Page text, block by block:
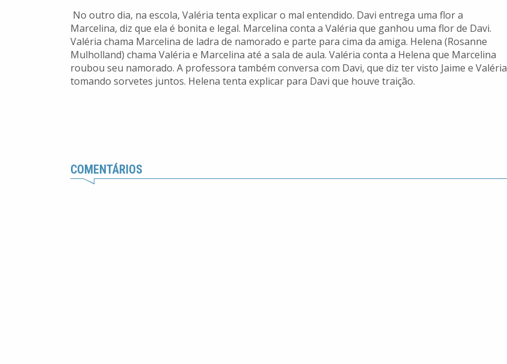
No outro dia, na escola, Valéria tenta explicar o mal entendido. Davi entrega uma flor a
Marcelina, diz que ela é bonita e legal. Marcelina conta a Valéria que ganhou uma flor de Davi.
Valéria chama Marcelina de ladra de namorado e parte para cima da amiga. Helena (Rosanne
Mulholland) chama Valéria e Marcelina até a sala de aula. Valéria conta a Helena que Marcelina
roubou seu namorado. A professora também conversa com Davi, que diz ter visto Jaime e Valéria
tomando sorvetes juntos. Helena tenta explicar para Davi que houve traição.
COMENTÁRIOS